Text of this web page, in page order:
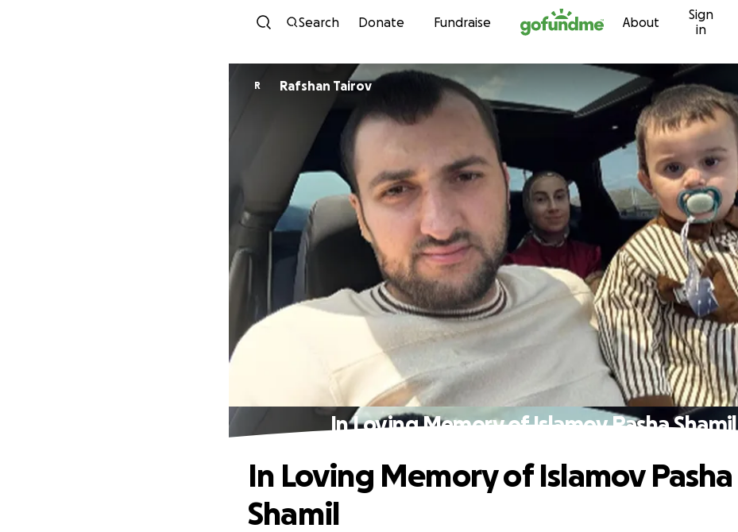
Skip to content
Search Donate Fundraise About
Sign
in
R Rafshan Tairov
In Loving Memory of Islamov Pasha Shamil
In Loving Memory of Islamov Pasha
Shamil